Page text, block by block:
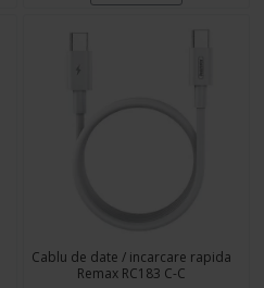
Cablu de date / incarcare rapida
Remax RC183 C-C